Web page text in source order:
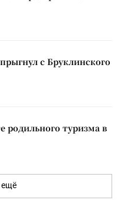
с Бруклинского
родильного туризма в
ещё